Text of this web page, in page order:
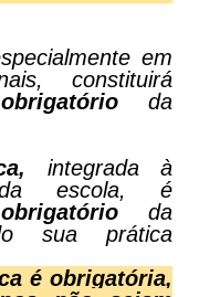
em
constituirá
obrigatório da
integrada à
da escola, é
obrigatório da
sua prática
é obrigatória,